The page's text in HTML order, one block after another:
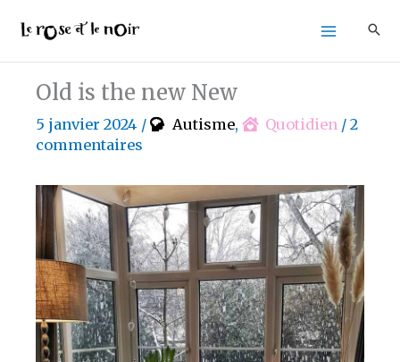
contenu
Old is the new New
5 janvier 2024 / Autisme, Quotidien/ 2
commentaires